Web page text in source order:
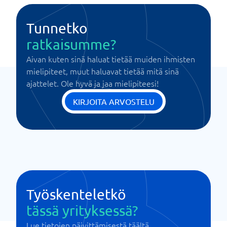
Tunnetko
ratkaisumme?
Aivan kuten sinä haluat tietää muiden ihmisten
mielipiteet, muut haluavat tietää mitä sinä
ajattelet. Ole hyvä ja jaa mielipiteesi!
KIRJOITA ARVOSTELU
Työskenteletkö
tässä yrityksessä?